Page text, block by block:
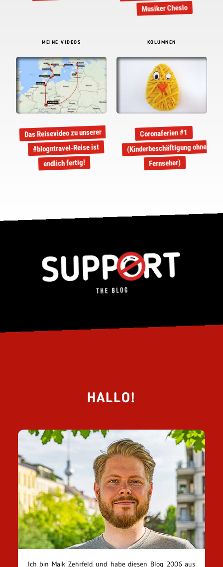
Musiker Cheslo
MEINE VIDEOS
Das Reisevideo zu unserer
#blogntravel-Reise ist
endlich fertig!
KOLUMNEN
Coronaferien #1
(Kinderbeschäftigung ohne
Fernseher)
HALLO!
Ich bin Maik Zehrfeld und habe diesen Blog 2006 aus